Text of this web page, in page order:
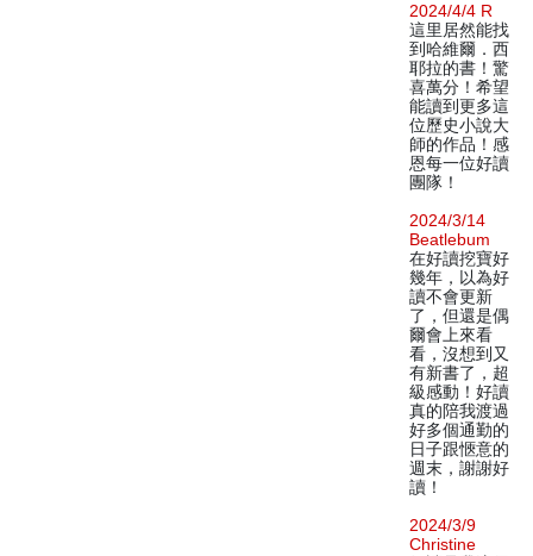
2024/4/4 R
這里居然能找
到哈維爾．西
耶拉的書！驚
喜萬分！希望
能讀到更多這
位歷史小說大
師的作品！感
恩每一位好讀
團隊！
2024/3/14
Beatlebum
在好讀挖寶好
幾年，以為好
讀不會更新
了，但還是偶
爾會上來看
看，沒想到又
有新書了，超
級感動！好讀
真的陪我渡過
好多個通勤的
日子跟愜意的
週末，謝謝好
讀！
2024/3/9
Christine